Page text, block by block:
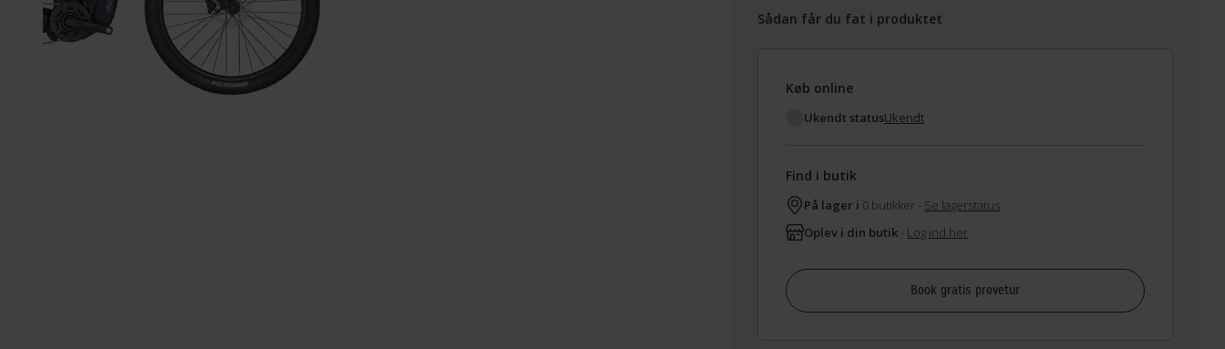
Sådan får du fat i produktet
Køb online
Ukendt statusUkendt
Find i butik
På lager i 0 butikker - Se lagerstatus
Oplev i din butik - Log ind her
Book gratis prøvetur